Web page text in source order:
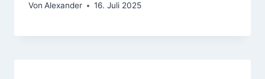
Von Alexander 16. Juli 2025